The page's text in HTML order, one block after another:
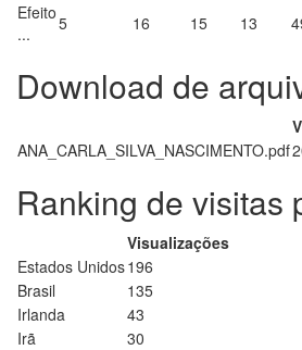
Efeito
...
5 16 15 13
Download de
ANA_CARLA_SILVA_NASCIMENTO.pdf
Ranking de visitas
Visualizações
Estados Unidos196
Brasil
135
Irlanda
43
Irã
30